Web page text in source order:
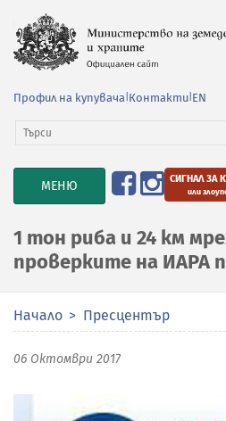
Профил на купувача Контакти EN
TOGGLE
NAVIGATION
МЕНЮ СИГНАЛ ЗА
или
1 тон риба и 24 км
проверките на ИАРА
Начало Пресцентър
06 Октомври 2017